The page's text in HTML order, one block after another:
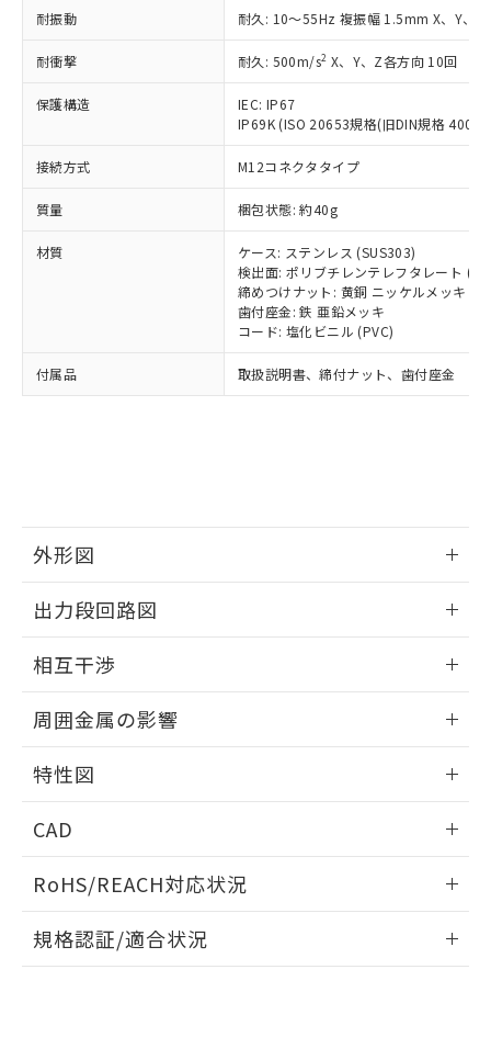
耐振動 耐久: 10～55Hz 複振幅 1.5mm X、Y、Z
耐衝撃 耐久: 500m/s2 X、Y、Z各方向 10回
保護構造
IEC: IP67
IP69K (ISO 20653規格(旧DIN規格
接続方式 M12コネクタタイプ
質量 梱包状態: 約40g
材質
ケース: ステンレス (SUS303)
検出面: ポリブチレンテレフタレート
締めつけナット: 黄銅 ニッケルメッキ
歯付座金: 鉄 亜鉛メッキ
コード: 塩化ビニル (PVC)
付属品 取扱説明書、締付ナット、歯付座金
外形図
外形図
出力段回路図
出力段回路図
相互干渉
相互干渉
A: 20mm以上、B: 15mm以上
周囲金属の影響
周囲金属の影響
特性図
検出物体の大きさと材質による影響
CAD
ドすることができます。
ログイン/会員登録
RoHS/REACH対応状況
EU RoHS 注意事項・凡例
規格認証/適合状況
タに基づき作成されるものであり、閲
覧された時点での実際の在庫および標
準価格とは異なる場合があることをご
正式な納期状況および標準価格はお客
様のお取引先、またはお客様担当のオ
ムロン制御機器販売店・当社販売員に
ご相談ください。
オムロン制御機器販売店や当社販売拠
販売ネットワーク
」をご確認
在庫状況および標準価格結果を当社の
事前の承諾なく第三者に漏洩または開
示しないようお願いします。
マイパーツ機能（部品リスト作成サー
ビス）をご利用いただくには、I-Web
メンバーズにご登録されている必要が
引・商談に必要な範囲で利用すること
※当社の共同利用者とは、"個人情報
の共同利用に関して"
用者の範囲」に記載されている法人を
*EU RoHS指令（10物質）：
鉛(Pb) 1000ppm以下、 水銀(Hg) 1000ppm以下、 カド
ミウム(Cd) 100ppm以下、
六価クロム(Cr(Ⅵ)) 1000ppm以下、ポリ臭化ビフェニル
ル) (DEHP)(別名：DOP) 1000ppm以下、フタル酸ブチ
ルベンジル（BBP） 1000ppm以下、フタル酸ジブチル
（DBP） 1000ppm以下、フタル酸ジイソブチル
(DIBP) 1000ppm以下
但し、RoHS指令で産業用監視および制御機器に対する
フタル酸エステル類の４物質については閾値を超える意
部品在庫の切り替え状況などにより、予定
月が前後することがあります。
とができます。
EU RoHS指令（10物質）の非含有証明書
※本証明書は発行日時点で非含有を証明す
るもので、過去に遡って非含有を証明する
ものではありません。
物質の対応では、対応完了までの期間は出
荷製品に未対応品が混在することから備考
欄に対応日を記載しておりました。
既に当社にて対応品への在庫切替を完了
していることから、特段のことがない限
Cr(Ⅵ)(六価クロム) : 1000ppm、 PBBs(ポリ臭化ビフェ
ニル類) : 1000ppm、 PBDEs(ポリ臭化ジフェニルエーテ
ル類) : 1000ppm、
DBP(フタル酸ジブチル) : 1000ppm、 DIBP(フタル酸ジ
イソブチル) : 1000ppm、 BBP(フタル酸ブチルベンジ
ル) : 1000ppm、
※2 環境保護使用期限
「ｅ」：有害物質（10物質）のすべてが基
準値以下であることを示します。
「10」：通常の使用状況下において有害物
質が外部に漏えいし、環境に深刻な影響を
及ぼさない年数を意味します。
または国外への提供する場合は、日本
国政府の輸出許可(または役務取引許
可)を取得するなどの必要な手続きを
当社は規制貨物を破棄する場合は、完
全に破砕するなど、違法に輸出されな
当社は貴社製品を、核兵器、ミサイ
ル、化学兵器、生物兵器またはその他
武器並びにこれらの製造装置等に一切
使用いたしません。
当社は、貴社製品を第三者に販売する
場合は、上記1、2および3の内容を当
該第三者に通知します。また当社は、
販売先および販売に係わる関係者が違
法に輸出するおそれがある場合は、取
り引きをいたしません。
合意する キャンセル
一定数以上の在庫あり
一定数には満たないが在庫あり
在庫なし(最新の在庫状況につ
いては、お客様のお取引先、ま
たはお客様担当のオムロン制御
機器販売店・当社販売員にご確
認ください)
受注生産機種、また在庫状況の
情報を公開していない機種